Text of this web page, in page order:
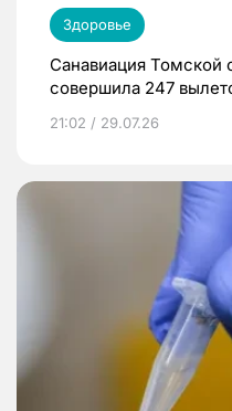
Здоровье
Санавиация Томской
совершила 247
21:02 / 29.07.26